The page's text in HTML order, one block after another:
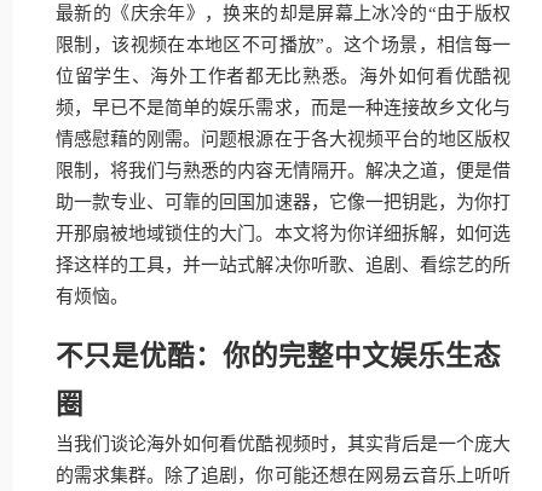
最新的《庆余年》，换来的却是屏幕上冰冷的“由于版权
限制，该视频在本地区不可播放”。这个场景，相信每一
位留学生、海外工作者都无比熟悉。海外如何看优酷视
频，早已不是简单的娱乐需求，而是一种连接故乡文化与
情感慰藉的刚需。问题根源在于各大视频平台的地区版权
限制，将我们与熟悉的内容无情隔开。解决之道，便是借
助一款专业、可靠的回国加速器，它像一把钥匙，为你打
开那扇被地域锁住的大门。本文将为你详细拆解，如何选
择这样的工具，并一站式解决你听歌、追剧、看综艺的所
有烦恼。
不只是优酷：你的完整中文娱乐生态
圈
当我们谈论海外如何看优酷视频时，其实背后是一个庞大
的需求集群。除了追剧，你可能还想在网易云音乐上听听